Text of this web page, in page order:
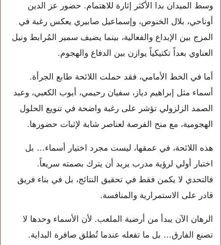
وسط الميدان بدا الأكثر إثارة للاهتمام. حضور عز الدين
أوناحي، بلال الخنوص، وإسماعيل صابيري يعكس رغبة في
المزج بين الإبداع والفعالية، بينما يضيف سمير المُرابط ونيل
العناوي بعداً تكتيكياً يوازن بين الدفاع والهجوم.
أما في الخط الأمامي، فقد حملت اللائحة طابع الجرأة.
أسماء مثل إبراهيم دياز، سفيان رحيمي، أيوب الكعبي، وعبد
الصمد الزلزولي تؤشر على رغبة واضحة في تنويع الحلول
الهجومية، مع منح الفرصة لعناصر شابة لإثبات حضورها.
هذه اللائحة، في عمقها، ليست مجرد اختيار أسماء… بل
اختبار أولي لرؤية مدرب يريد أن يترك بصمته سريعاً.
فالتحدي لا يكمن فقط في تحقيق النتائج، بل في بناء فريق
قادر على الاستمرارية والمنافسة.
الرهان الآن يبدأ من أرضية الملعب. لأن الأسماء وحدها لا
تصنع الفارق… بل ما تفعله عندما تُطلق صافرة البداية.